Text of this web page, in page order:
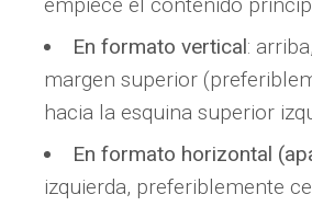
empiece el contenido
En formato vertical:
margen superior
hacia la esquina superior
En formato horizontal
izquierda, preferiblemente